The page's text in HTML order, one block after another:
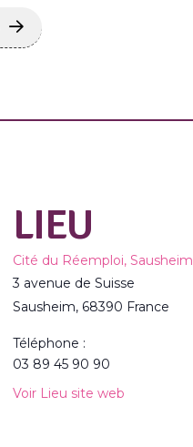
LIEU
Cité du Réemploi, Sausheim
3 avenue de Suisse
Sausheim, 68390 France
Téléphone :
03 89 45 90 90
Voir Lieu site web